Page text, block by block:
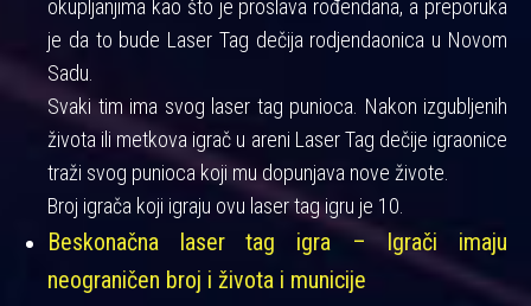
okupljanjima kao što je proslava rođendana, a preporuka
je da to bude Laser Tag dečija rodjendaonica u Novom
Sadu.
Svaki tim ima svog laser tag punioca. Nakon izgubljenih
života ili metkova igrač u areni Laser Tag dečije igraonice
traži svog punioca koji mu dopunjava nove živote.
Broj igrača koji igraju ovu laser tag igru je 10.
Beskonačna laser tag igra – Igrači imaju
neograničen broj i života i municije